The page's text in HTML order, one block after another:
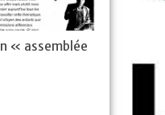
« assemblée